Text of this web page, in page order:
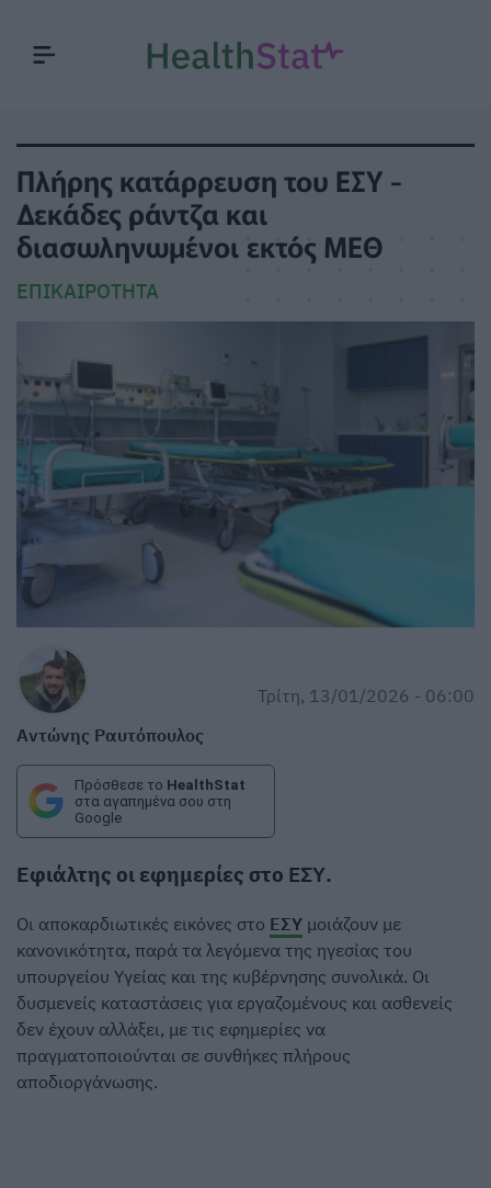
Πλήρης κατάρρευση του ΕΣΥ -
Δεκάδες ράντζα και
διασωληνωμένοι εκτός ΜΕΘ
ΕΠΙΚΑΙΡΌΤΗΤΑ
Αντώνης Ραυτόπουλος
Τρίτη, 13/01/2026 - 06:00
Πρόσθεσε το HealthStat
στα αγαπημένα σου στη
Google
Εφιάλτης οι εφημερίες στο ΕΣΥ.
Οι αποκαρδιωτικές εικόνες στο ΕΣΥ μοιάζουν με
κανονικότητα, παρά τα λεγόμενα της ηγεσίας του
υπουργείου Υγείας και της κυβέρνησης συνολικά. Οι
δυσμενείς καταστάσεις για εργαζομένους και ασθενείς
δεν έχουν αλλάξει, με τις εφημερίες να
πραγματοποιούνται σε συνθήκες πλήρους
αποδιοργάνωσης.